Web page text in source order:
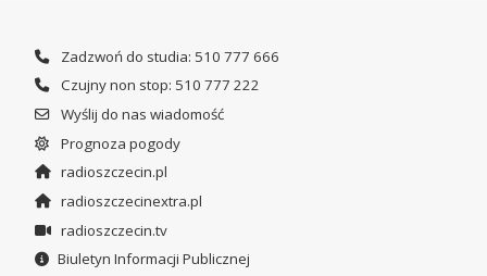
Zadzwoń do studia: 510 777 666
Czujny non stop: 510 777 222
Wyślij do nas wiadomość
Prognoza pogody
radioszczecin.pl
radioszczecinextra.pl
radioszczecin.tv
Biuletyn Informacji Publicznej